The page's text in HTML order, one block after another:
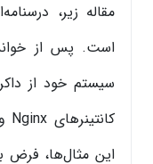
مقاله زیر،
است. پس از
سیستم خود از
این مثال‌ها، فرض